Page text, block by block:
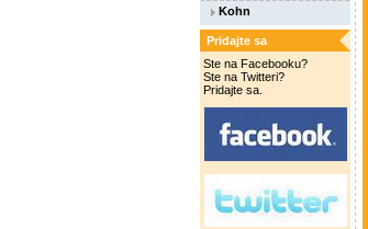
Kohn
Pridajte sa
Ste na Facebooku?
Ste na Twitteri?
Pridajte sa.